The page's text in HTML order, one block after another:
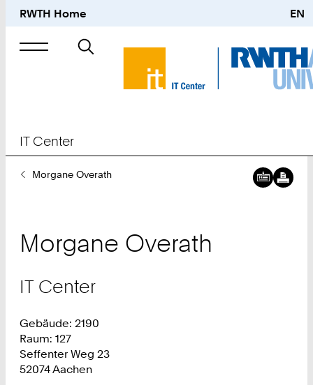
RWTH Home EN
Suche
nach
IT Center
SieMorgane Overath
Morgane Overath
IT Center
Gebäude: 2190
Raum: 127
Seffenter Weg 23
52074 Aachen